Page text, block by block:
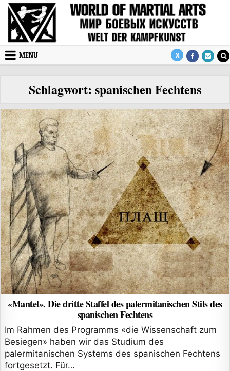
Skip to content
MENU
Schlagwort: spanischen Fechtens
«Mantel». Die dritte Staffel des palermitanischen Stils des
spanischen Fechtens
Im Rahmen des Programms «die Wissenschaft zum
Besiegen» haben wir das Studium des
palermitanischen Systems des spanischen Fechtens
fortgesetzt. Für…